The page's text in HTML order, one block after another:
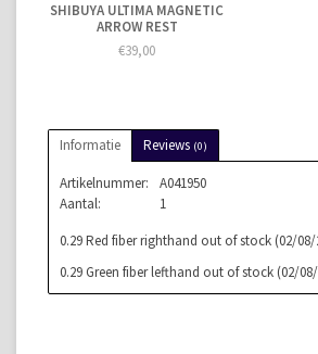
SHIBUYA ULTIMA MAGNETIC
ARROW REST
€39,00
Informatie Reviews (0)
Artikelnummer:
A041950
Aantal:
1
0.29 Red fiber righthand out of stock (02/08/
0.29 Green fiber lefthand out of stock (02/08/